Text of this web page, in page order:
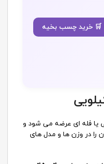
🛒 خرید چسب بخیه
یا فله ای عرضه می شود و
را در وزن ها و مدل های